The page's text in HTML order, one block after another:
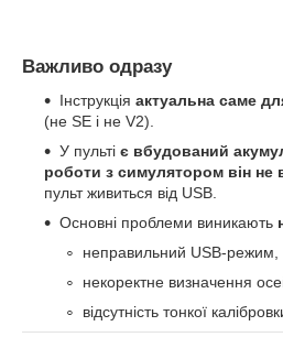
Важливо одразу
Інструкція актуальна саме
(не SE і не V2).
У пульті є вбудований
роботи з симулятором він не
пульт живиться від USB.
Основні проблеми виникають
неправильний USB-режим,
некоректне визначення
відсутність тонкої